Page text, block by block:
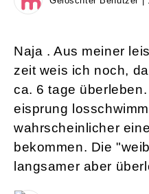
Naja . Aus meiner
zeit weis ich noch,
ca. 6 tage
eisprung
wahrscheinlicher
bekommen. Die
langsamer aber